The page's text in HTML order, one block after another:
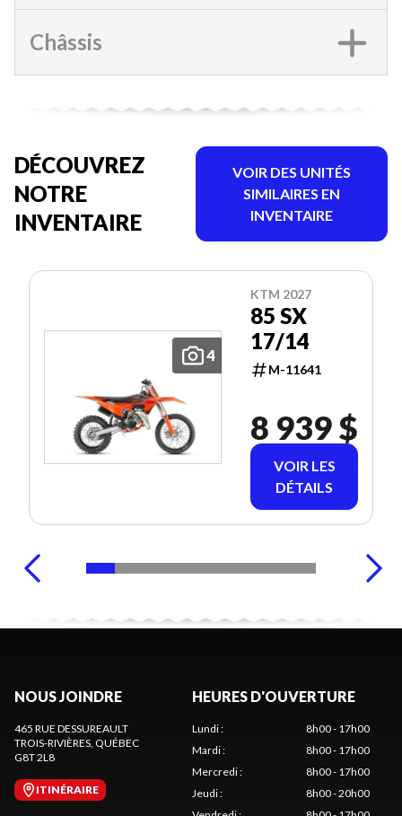
Châssis
DÉCOUVREZ
NOTRE
INVENTAIRE
VOIR DES UNITÉS
SIMILAIRES EN
INVENTAIRE
4
KTM 2027
85 SX
17/14
M-11641
8 939 $
VOIR LES
DÉTAILS
NOUS JOINDRE
465 RUE DESSUREAULT
TROIS-RIVIÈRES , QUÉBEC
G8T 2L8
ITINÉRAIRE
HEURES D'OUVERTURE
Lundi:
8h00 - 17h00
Mardi:
8h00 - 17h00
Mercredi:
8h00 - 17h00
Jeudi:
8h00 - 20h00